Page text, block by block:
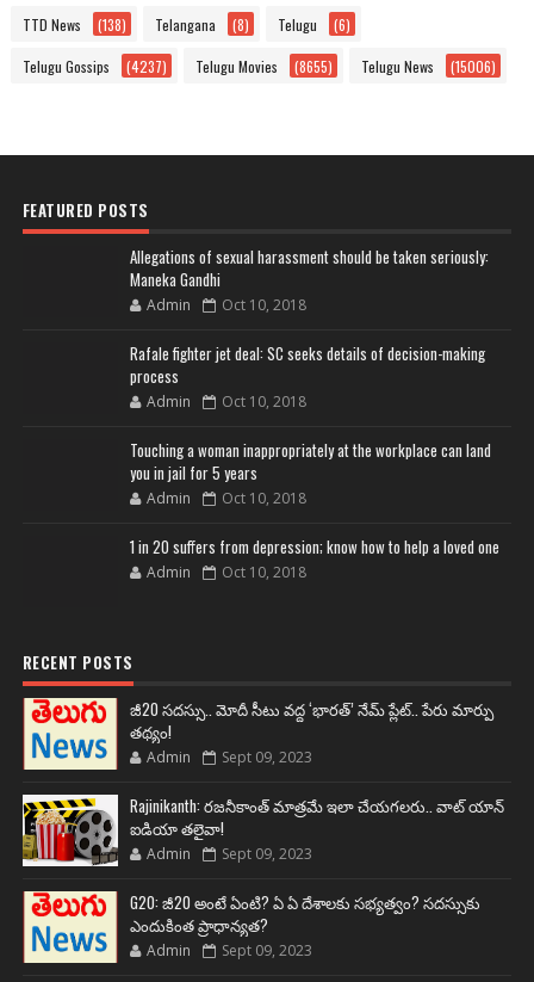
TTD News (138) Telangana (8) Telugu (6)
Telugu Gossips (4237) Telugu Movies (8655) Telugu News (15006)
FEATURED POSTS
Allegations of sexual harassment should be taken seriously:
Maneka Gandhi
Admin Oct 10, 2018
Rafale fighter jet deal: SC seeks details of decision-making
process
Admin Oct 10, 2018
Touching a woman inappropriately at the workplace can land
you in jail for 5 years
Admin Oct 10, 2018
1 in 20 suffers from depression; know how to help a loved one
Admin Oct 10, 2018
RECENT POSTS
జీ20 సదస్సు.. మోదీ సీటు వద్ద ‘భారత్’ నేమ్ ప్లేట్‌.. పేరు మార్పు
తథ్యం!
Admin Sept 09, 2023
Rajinikanth: రజనీకాంత్ మాత్రమే ఇలా చేయగలరు.. వాట్ యాన్
ఐడియా తలైవా!
Admin Sept 09, 2023
G20: జీ20 అంటే ఏంటి? ఏ ఏ దేశాలకు సభ్యత్వం? సదస్సుకు
ఎందుకింత ప్రాధాన్యత?
Admin Sept 09, 2023